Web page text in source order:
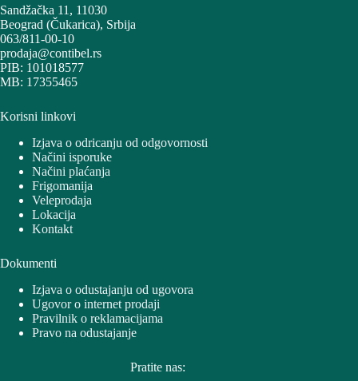
Sandžačka 11, 11030
Beograd (Čukarica), Srbija
063/811-00-10
prodaja@contibel.rs
PIB: 101018577
MB: 17355465
Korisni linkovi
Izjava o odricanju od odgovornosti
Načini isporuke
Načini plaćanja
Frigomanija
Veleprodaja
Lokacija
Kontakt
Dokumenti
Izjava o odustajanju od ugovora
Ugovor o internet prodaji
Pravilnik o reklamacijama
Pravo na odustajanje
Pratite nas: